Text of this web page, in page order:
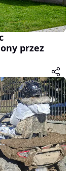
przez